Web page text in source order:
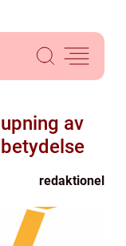
av
redaktionel